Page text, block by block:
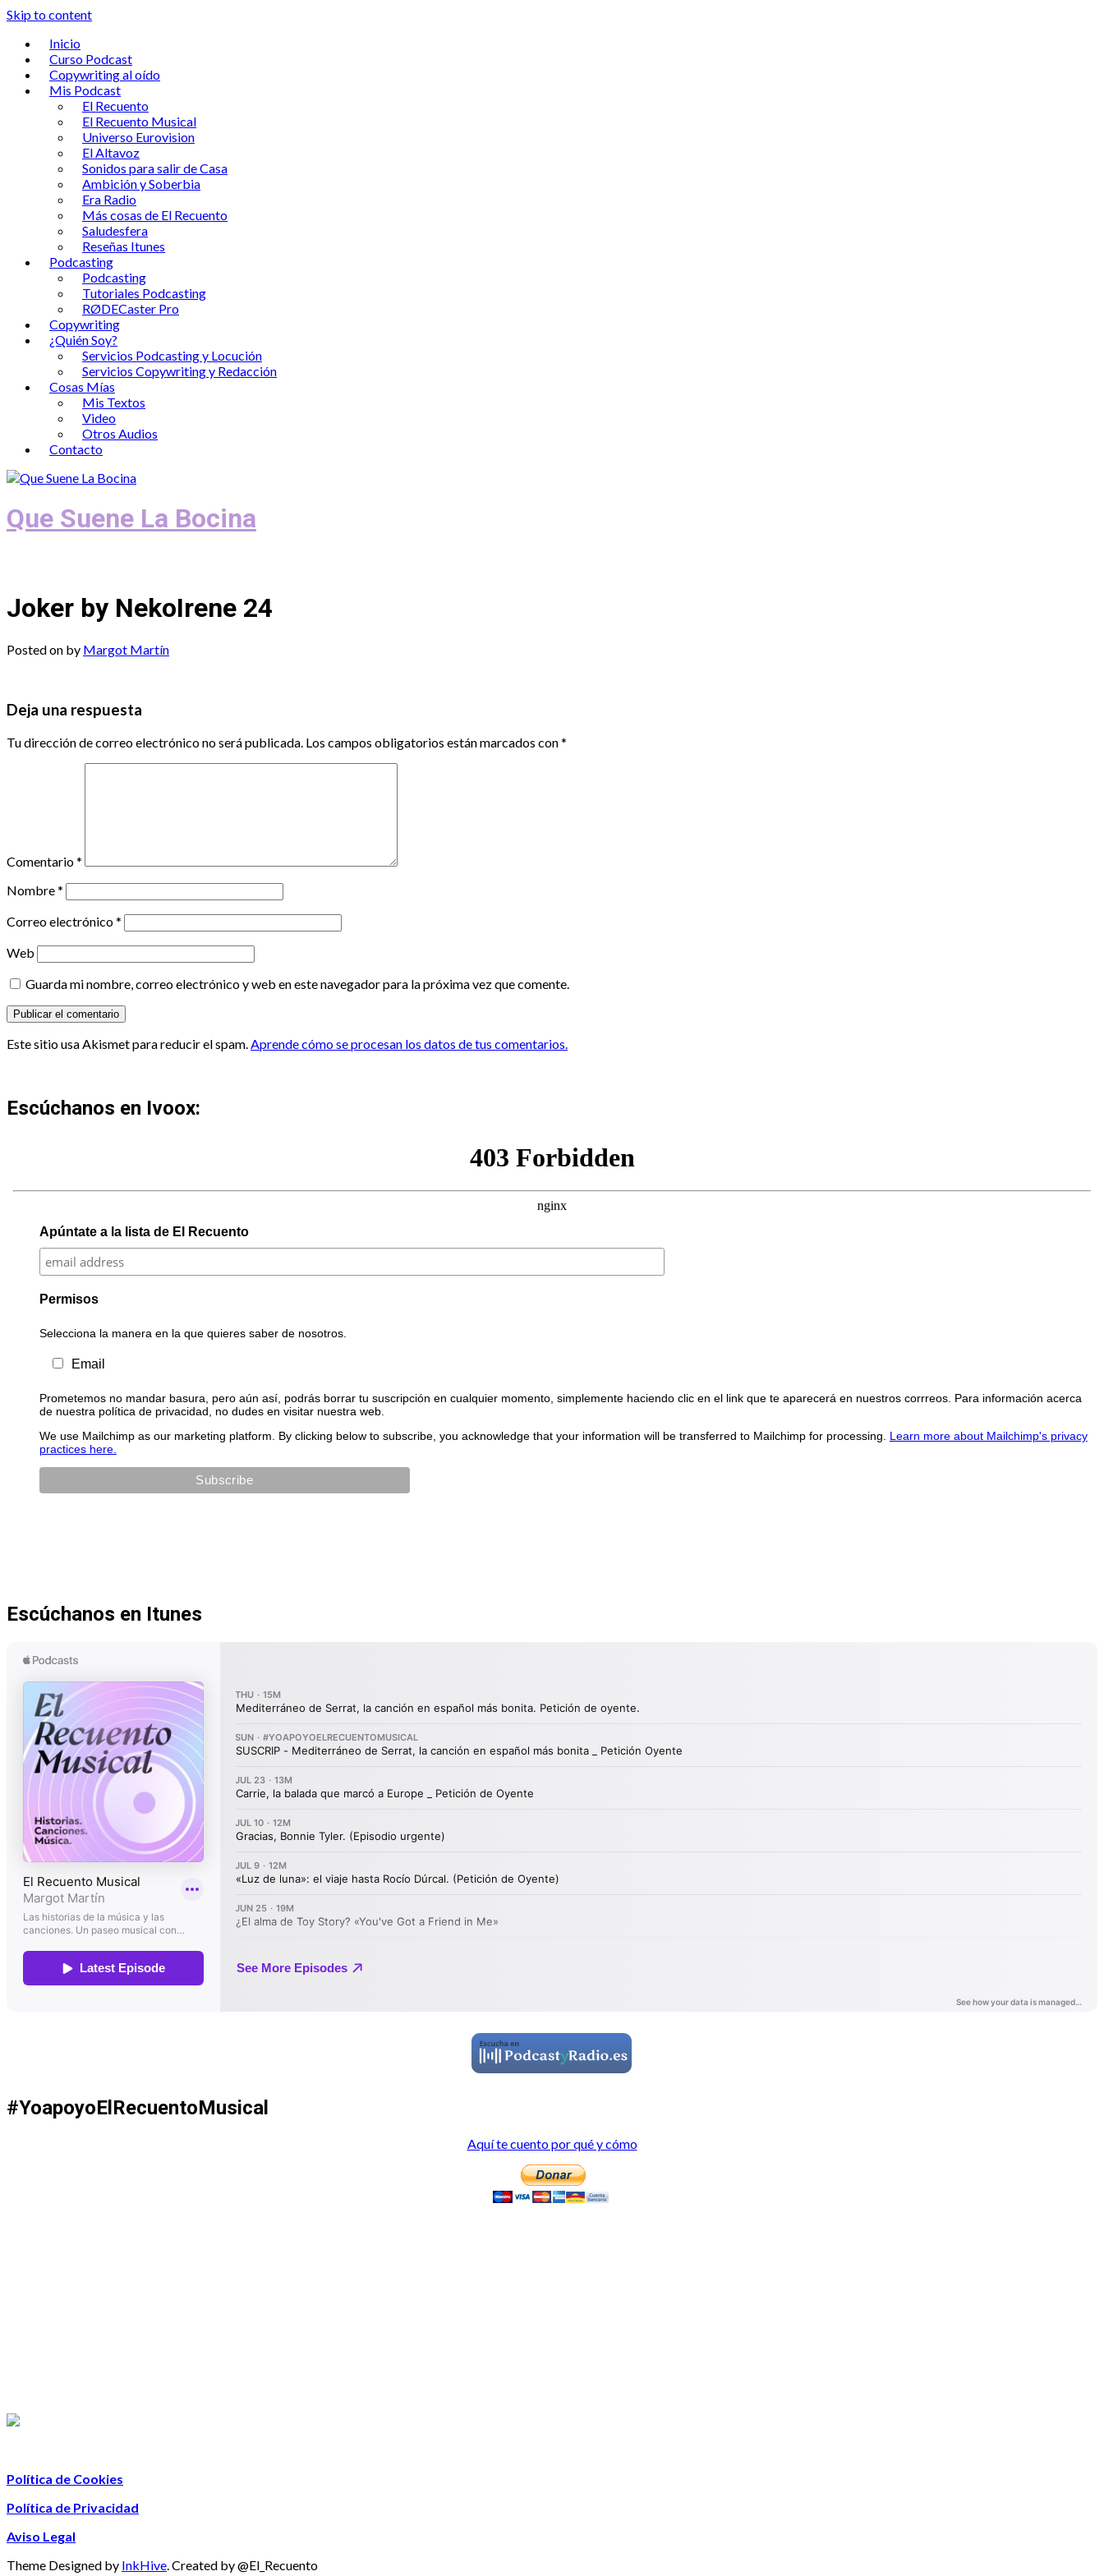
Skip to content
Inicio
Curso Podcast
Copywriting al oído
Mis Podcast
El Recuento
El Recuento Musical
Universo Eurovision
El Altavoz
Sonidos para salir de Casa
Ambición y Soberbia
Era Radio
Más cosas de El Recuento
Saludesfera
Reseñas Itunes
Podcasting
Podcasting
Tutoriales Podcasting
RØDECaster Pro
Copywriting
¿Quién Soy?
Servicios Podcasting y Locución
Servicios Copywriting y Redacción
Cosas Mías
Mis Textos
Video
Otros Audios
Contacto
Que Suene La Bocina
Joker by NekoIrene 24
Posted on by Margot Martín
Deja una respuesta
Tu dirección de correo electrónico no será publicada. Los campos obligatorios están marcados con*
Comentario*
Nombre*
Correo electrónico*
Web
Guarda mi nombre, correo electrónico y web en este navegador para la próxima vez que comente.
Este sitio usa Akismet para reducir el spam.Aprende cómo se procesan los datos de tus comentarios.
Escúchanos en Ivoox:
Apúntate a la lista de El Recuento
Permisos
Selecciona la manera en la que quieres saber de nosotros.
Email
Prometemos no mandar basura, pero aún así, podrás borrar tu suscripción en cualquier momento, simplemente haciendo clic en el link que te aparecerá en nuestros corrreos. Para información acerca
de nuestra política de privacidad, no dudes en visitar nuestra web.
We use Mailchimp as our marketing platform. By clicking below to subscribe, you acknowledge that your information will be transferred to Mailchimp for processing. Learn more about Mailchimp's privacy
practices here.
Escúchanos en Itunes
#YoapoyoElRecuentoMusical
Aquí te cuento por qué y cómo
Política de Cookies
Política de Privacidad
Aviso Legal
Theme Designed by InkHive Created by @El_Recuento